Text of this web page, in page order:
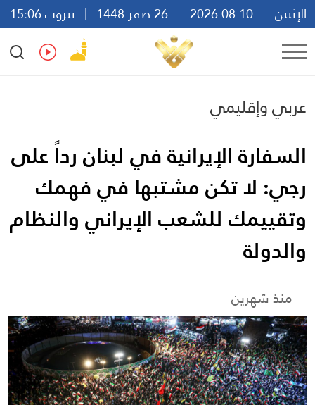
الإثنين
بيروت 15:06
Ar
En Fr Es
عربي وإقليمي
السفارة الإيرانية في لبنان رداً على
رجي: لا تكن مشتبها في فهمك
وتقييمك للشعب الإيراني والنظام
والدولة
منذ شهرين